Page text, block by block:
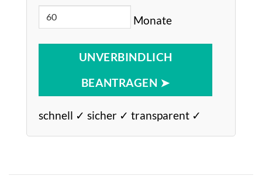
Monate
UNVERBINDLICH
BEANTRAGEN ➤
schnell ✓ sicher ✓ transparent ✓